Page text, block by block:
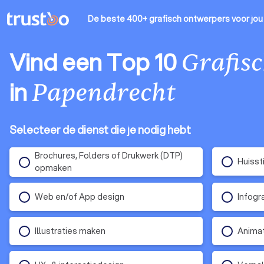
De beste 400+ grafisch ontwerpersvoor jou
Vind een Top 10
inPapendrecht
Selecteer de dienst die je nodig hebt
Brochures, Folders of Drukwerk (DTP)
opmaken
Web en/of App design
Illustraties maken